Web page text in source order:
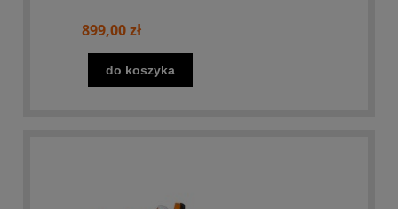
899,00 zł
do koszyka